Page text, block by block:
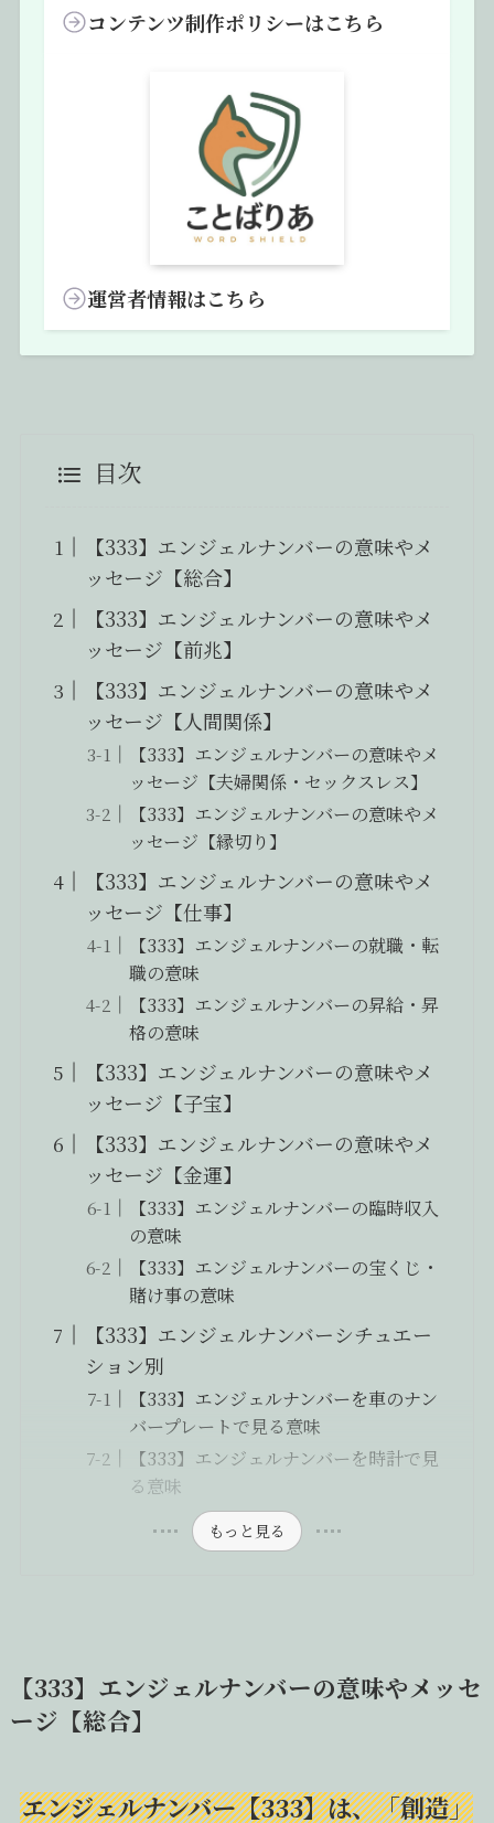
コンテンツ制作ポリシーはこちら
運営者情報はこちら
目次
【333】エンジェルナンバーの意味やメ
ッセージ【総合】
【333】エンジェルナンバーの意味やメ
ッセージ【前兆】
【333】エンジェルナンバーの意味やメ
ッセージ【人間関係】
【333】エンジェルナンバーの意味やメ
ッセージ【夫婦関係・セックスレス】
【333】エンジェルナンバーの意味やメ
ッセージ【縁切り】
【333】エンジェルナンバーの意味やメ
ッセージ【仕事】
【333】エンジェルナンバーの就職・転
職の意味
【333】エンジェルナンバーの昇給・昇
格の意味
【333】エンジェルナンバーの意味やメ
ッセージ【子宝】
【333】エンジェルナンバーの意味やメ
ッセージ【金運】
【333】エンジェルナンバーの臨時収入
の意味
【333】エンジェルナンバーの宝くじ・
賭け事の意味
【333】エンジェルナンバーシチュエー
ション別
【333】エンジェルナンバーを車のナン
バープレートで見る意味
【333】エンジェルナンバーを時計で見
る意味
もっと見る
【333】エンジェルナンバーの意味やメッセ
ージ【総合】
エンジェルナンバー【333】は、「創造」